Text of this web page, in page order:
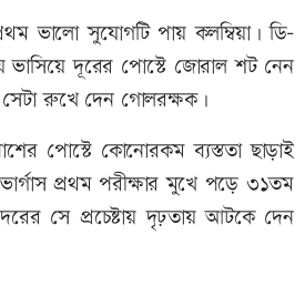
ভালো সুযোগটি পায় কলম্বিয়া। ডি-
দূরের পোস্টে জোরাল শট নেন
সেটা রুখে দেন গোলরক্ষক।
পোস্টে কোনোরকম ব্যস্ততা ছাড়াই
প্রথম পরীক্ষার মুখে পড়ে ৩১তম
সে প্রচেষ্টায় দৃঢ়তায় আটকে দেন